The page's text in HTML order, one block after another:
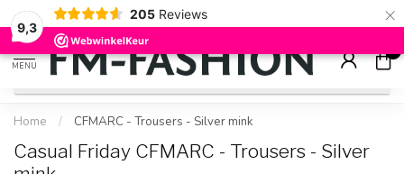
9,3
205 Reviews ×
Check onzesale artikelenvoor flinke kortingen
MENU
0
Home / CFMARC - Trousers - Silver mink
Casual Friday CFMARC - Trousers - Silver